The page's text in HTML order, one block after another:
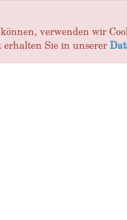
verwenden wir
erhalten Sie in unserer